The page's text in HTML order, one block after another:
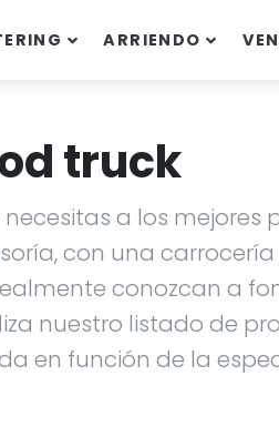
ARRIENDO
truck
a los mejores
con una
conozcan a
nuestro listado de
en función de la